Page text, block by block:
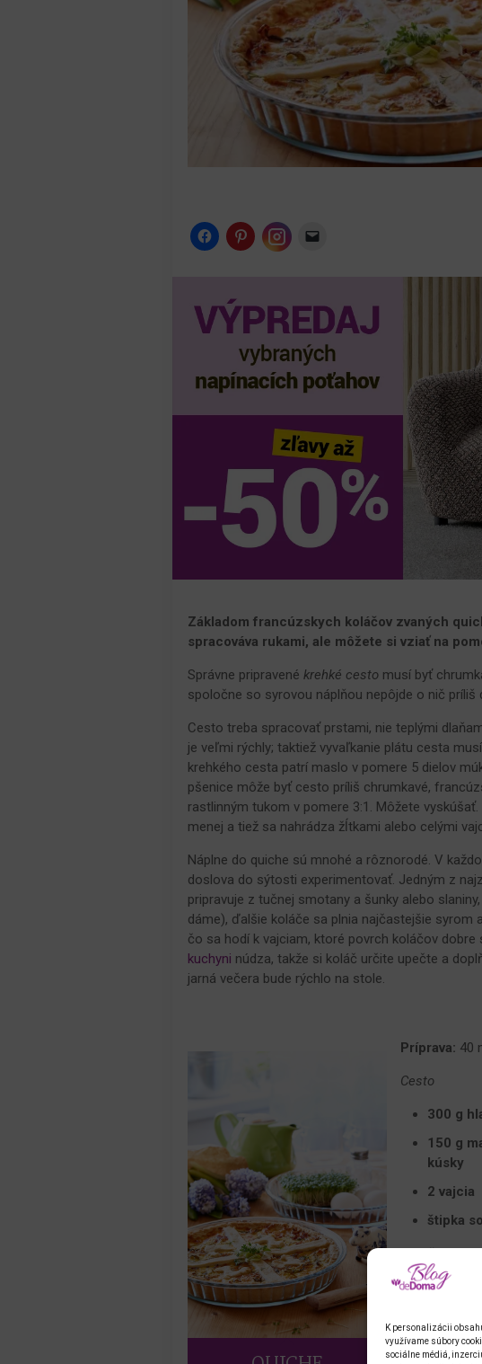
K personalizácii
využívame súbory
sociálne médiá,
Instagram
Základom francúzskych koláčov zvaných
spracováva rukami, ale môžete si vziať na
Správne pripravenékrehké cesto musí byť
spoločne so syrovou náplňou nepôjde o nič príliš
Cesto treba spracovať prstami, nie teplými
je veľmi rýchly; taktiež vyvaľkanie plátu cesta
krehkého cesta patrí maslo v pomere 5 dielov
pšenice môže byť cesto príliš chrumkavé,
rastlinným tukom v pomere 3:1. Môžete
menej a tiež sa nahrádza žĺtkami alebo celými
Náplne do quiche sú mnohé a rôznorodé. V
doslova do sýtosti experimentovať. Jedným z
pripravuje z tučnej smotany a šunky alebo
dáme), ďalšie koláče sa plnia najčastejšie syrom
čo sa hodí k vajciam, ktoré povrch koláčov
kuchyni núdza, takže si koláč určite upečte a
jarná večera bude rýchlo na stole.
Príprava: 40
Cesto
300 g
150 g
kúsky
2 vajcia
štipka
plná
100 g